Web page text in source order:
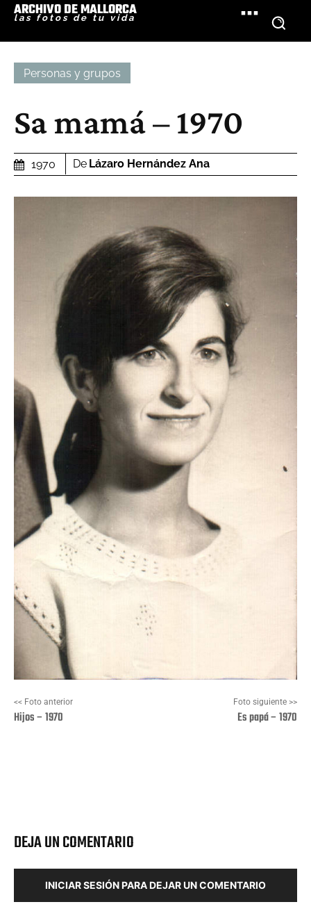
ARCHIVO DE MALLORCA
las fotos de tu vida
Personas y grupos
Sa mamá – 1970
1970 De Lázaro Hernández Ana
<< Foto anterior
Hijos – 1970
Foto siguiente >>
Es papá – 1970
DEJA UN COMENTARIO
INICIAR SESIÓN PARA DEJAR UN COMENTARIO